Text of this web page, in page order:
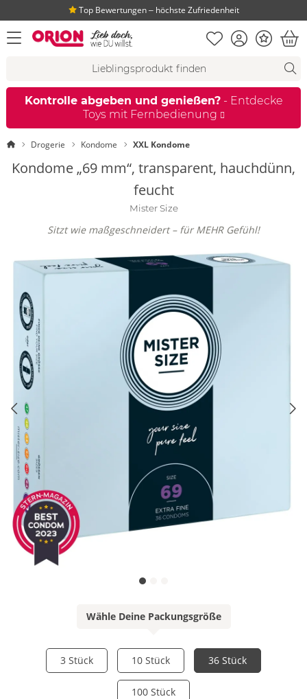
Top Bewertungen ‒ höchste Zufriedenheit
Menü öffnen Merkliste
KontoBonus
Kontrolle abgeben und genießen?- Entdecke
Toys mit Fernbedienung
Startseite
Drogerie Kondome XXL Kondome
Kondome „69 mm“, transparent, hauchdünn,
feucht
Mister Size
Sitzt wie maßgeschneidert – für MEHR Gefühl!
Wähle Deine Packungsgröße
3 Stück 10 Stück 36 Stück
100 Stück